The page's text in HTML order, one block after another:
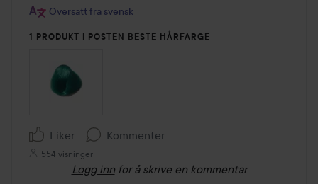
Oversatt fra svensk
1 PRODUKT I POSTEN BESTE HÅRFARGE
Liker Kommenter
554 visninger
Logg inn for å skrive en kommentar